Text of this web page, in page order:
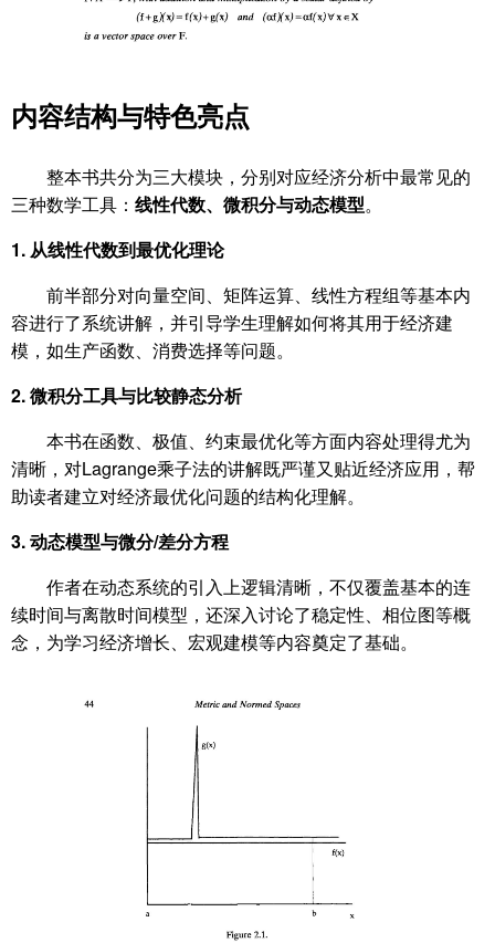
内容结构与特色亮点
整本书共分为三大模块，分别对应经济分析中最常见的
三种数学工具： 线性代数、微积分与动态模型。
1. 从线性代数到最优化理论
前半部分对向量空间、矩阵运算、线性方程组等基本内
容进行了系统讲解，并引导学生理解如何将其用于经济建
模，如生产函数、消费选择等问题。
2.微积分工具与比较静态分析
本书在函数、极值、约束最优化等方面内容处理得尤为
清晰，对Lagrange乘子法的讲解既严谨又贴近经济应用，帮
助读者建立对经济最优化问题的结构化理解。
3.动态模型与微分/差分方程
作者在动态系统的引入上逻辑清晰，不仅覆盖基本的连
续时间与离散时间模型，还深入讨论了稳定性、相位图等概
念，为学习经济增长、宏观建模等内容奠定了基础。